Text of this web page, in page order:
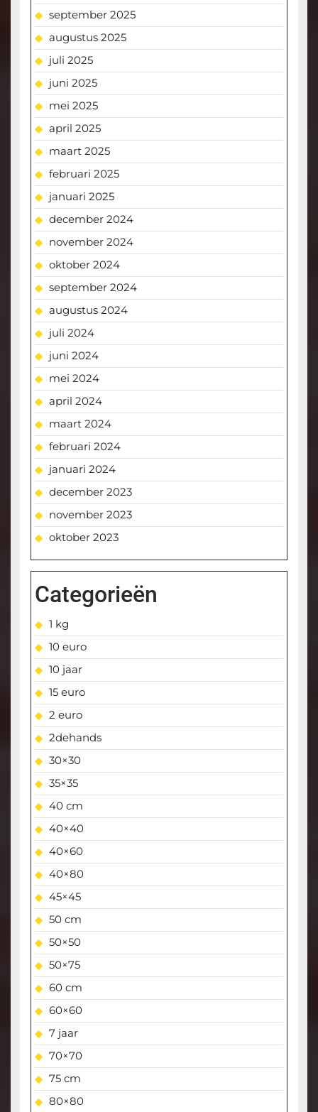
september 2025
augustus 2025
juli 2025
juni 2025
mei 2025
april 2025
maart 2025
februari 2025
januari 2025
december 2024
november 2024
oktober 2024
september 2024
augustus 2024
juli 2024
juni 2024
mei 2024
april 2024
maart 2024
februari 2024
januari 2024
december 2023
november 2023
oktober 2023
Categorieën
1 kg
10 euro
10 jaar
15 euro
2 euro
2dehands
30×30
35×35
40 cm
40×40
40×60
40×80
45×45
50 cm
50×50
50×75
60 cm
60×60
7 jaar
70×70
75 cm
80×80